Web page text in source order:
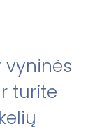
vyninės
turite